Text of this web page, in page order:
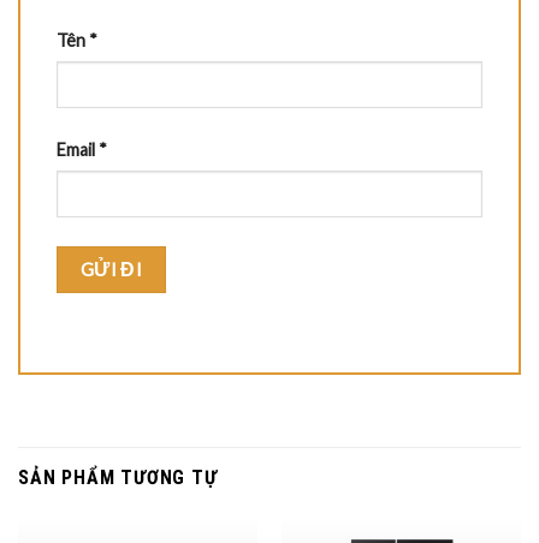
Tên *
Email *
SẢN PHẨM TƯƠNG TỰ